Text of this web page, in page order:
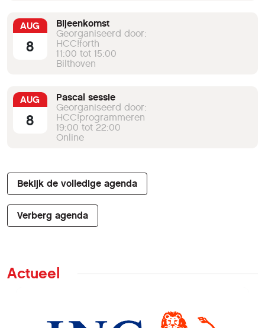
AUG
8
Bijeenkomst
Georganiseerd door:
HCC!forth
11:00 tot 15:00
Bilthoven
AUG
8
Pascal sessie
Georganiseerd door:
HCC!programmeren
19:00 tot 22:00
Online
Bekijk de volledige agenda
Verberg agenda
Actueel